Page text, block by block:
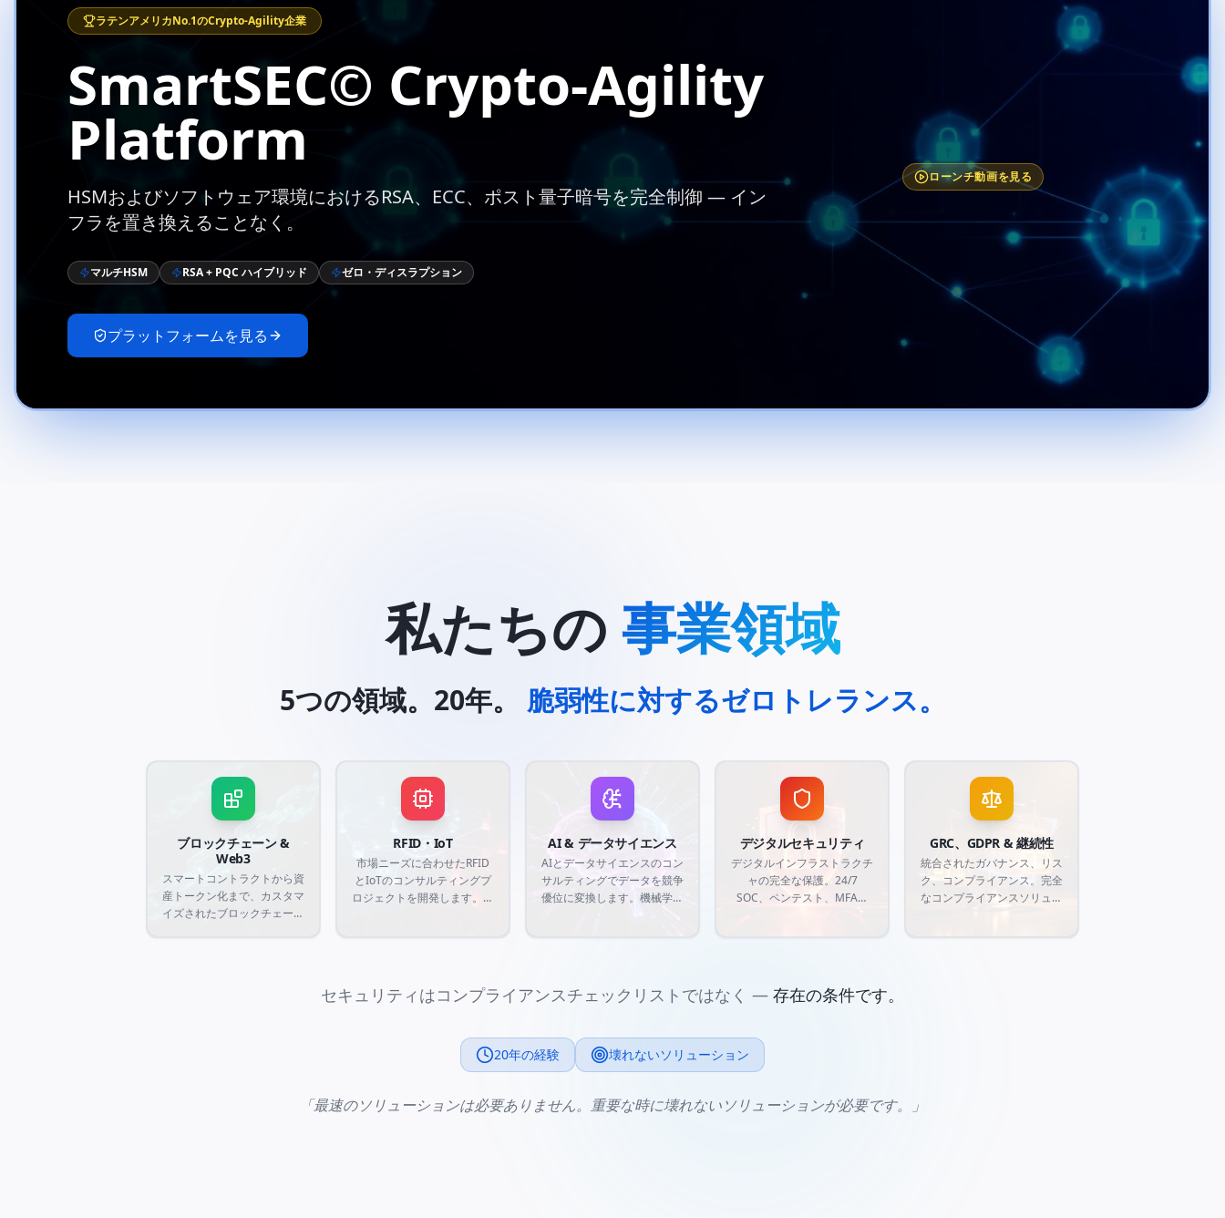
ラテンアメリカNo.1のCrypto-Agility企業
SmartSEC© Crypto-Agility
Platform
HSMおよびソフトウェア環境におけるRSA、ECC、ポスト量子暗号を完全制御 — イン
フラを置き換えることなく。
マルチHSM RSA + PQC ハイブリッド ゼロ・ディスラプション
プラットフォームを見る
ローンチ動画を見る
私たちの 事業領域
5つの領域。20年。 脆弱性に対するゼロトレランス。
ブロックチェーン &
Web3
スマートコントラクトから資
産トークン化まで、カスタマ
イズされたブロックチェーン
RFID・IoT
市場ニーズに合わせたRFID
とIoTのコンサルティングプ
ロジェクトを開発します。無
AI & データサイエンス
AIとデータサイエンスのコン
サルティングでデータを競争
優位に変換します。機械学習
デジタルセキュリティ
デジタルインフラストラクチ
ャの完全な保護。24/7
SOC、ペンテスト、MFA、
GRC、GDPR & 継続性
統合されたガバナンス、リス
ク、コンプライアンス。完全
なコンプライアンスソリュー
セキュリティはコンプライアンスチェックリストではなく — 存在の条件です。
20年の経験 壊れないソリューション
「最速のソリューションは必要ありません。重要な時に壊れないソリューションが必要です。」